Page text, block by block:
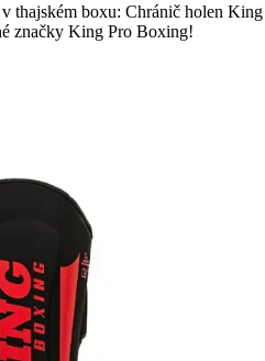
thajském boxu: Chránič holen King
značky King Pro Boxing!